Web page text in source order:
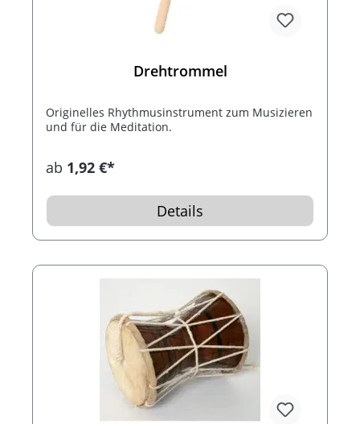
Drehtrommel
Originelles Rhythmusinstrument zum Musizieren
und für die Meditation.
ab 1,92 €*
Details